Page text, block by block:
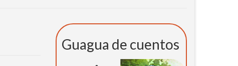
Guagua de cuentos